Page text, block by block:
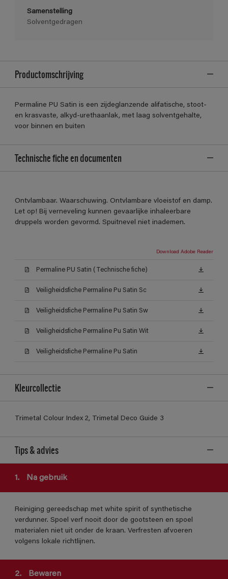
Samenstelling
Solventgedragen
Productomschrijving
Permaline PU Satin is een zijdeglanzende alifatische, stoot-
en krasvaste, alkyd-urethaanlak, met laag solventgehalte,
voor binnen en buiten
Technische fiche en documenten
Ontvlambaar. Waarschuwing. Ontvlambare vloeistof en damp.
Let op! Bij verneveling kunnen gevaarlijke inhaleerbare
druppels worden gevormd. Spuitnevel niet inademen.
Download Adobe Reader
Permaline PU Satin (Technische fiche)
Veiligheidsfiche Permaline Pu Satin Sc
Veiligheidsfiche Permaline Pu Satin Sw
Veiligheidsfiche Permaline Pu Satin Wit
Veiligheidsfiche Permaline Pu Satin
Kleurcollectie
Trimetal Colour Index 2, Trimetal Deco Guide 3
Tips & advies
1. Na gebruik
Reiniging gereedschap met white spirit of synthetische
verdunner. Spoel verf nooit door de gootsteen en spoel
materialen niet uit onder de kraan. Verfresten afvoeren
volgens lokale richtlijnen.
2. Bewaren